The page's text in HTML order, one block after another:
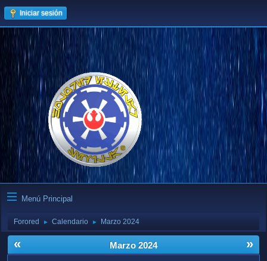
Iniciar sesión
Menú Principal
Forored ► Calendario ► Marzo 2024
« »
Marzo 2024